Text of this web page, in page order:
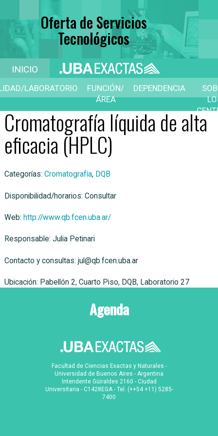
Oferta de Servicios
Tecnológicos
INICIO
LABORATORIO
FUNCIÓN/
ÁREA
DEPENDENCIA
Cromatografía líquida de alta
eficacia (HPLC)
Categorías: Cromatografía, DQB
Disponibilidad/horarios: Consultar
Web: http://www.qb.fcen.uba.ar/
Responsable: Julia Petinari
Contacto y consultas: jul@qb.fcen.uba.ar
Ubicación: Pabellón 2, Cuarto Piso, DQB, Laboratorio 27
Agenda
Facultad de Ciencias Exactas y Naturales -
Universidad de Buenos Aires - Argentina
Intendente Güiraldes 2160 - Ciudad
Universitaria - C1428EGA - Tel. (++54 +11) 5285-
7400